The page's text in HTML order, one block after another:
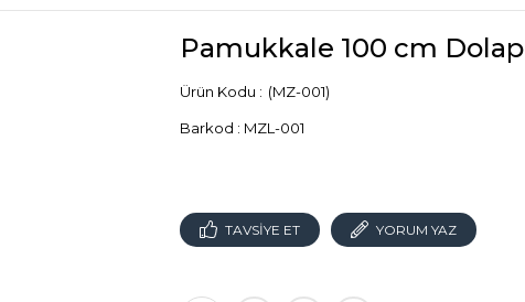
Pamukkale 100 cm Dolap
(MZ-001)
Barkod : MZL-001
TAVSIYE ET YORUM YAZ